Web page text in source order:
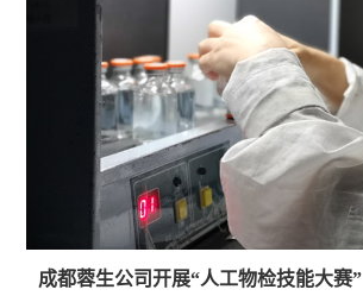
成都蓉生公司开展“人工物检技能大赛”